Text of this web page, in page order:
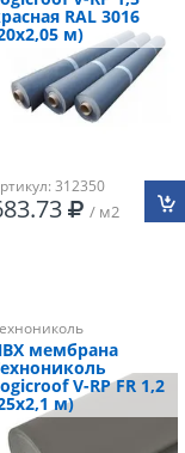
RAL 3016
м)
312350
/ м2
мембрана
V-RP FR 1,2
м)